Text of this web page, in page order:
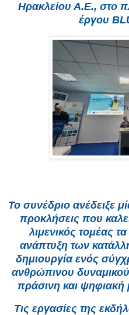
Ηρακλείου Α.Ε., στο
έργου
Το συνέδριο ανέδειξε
προκλήσεις που
λιμενικός τομέας
ανάπτυξη των
δημιουργία ενός
ανθρώπινου
πράσινη και
Τις εργασίες της